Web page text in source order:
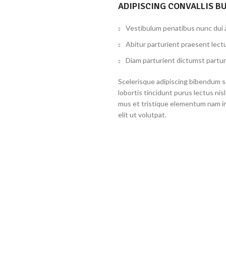
ADIPISCING CONVALLIS
Vestibulum penatibus nunc dui
Abitur parturient praesent
Diam parturient dictumst
Scelerisque adipiscing bibendum
lobortis tincidunt purus lectus
mus et tristique elementum nam
elit ut volutpat.